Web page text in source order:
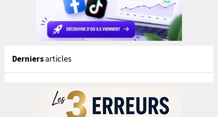
Derniersarticles